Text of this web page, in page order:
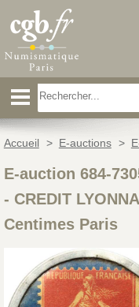
Accueil > E-auctions >
E-auction 684-
- CREDIT
Centimes Paris